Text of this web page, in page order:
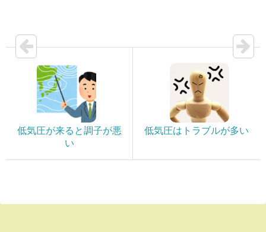
低気圧が来ると調子が悪
い
低気圧はトラブルが多い